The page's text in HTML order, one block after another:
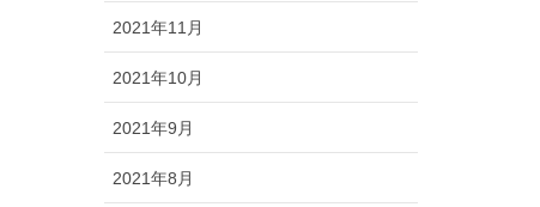
2021年11月
2021年10月
2021年9月
2021年8月